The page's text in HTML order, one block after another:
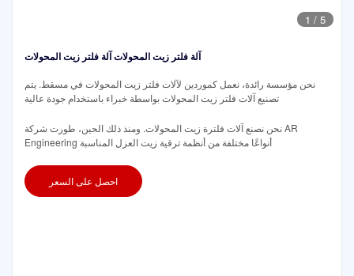
1 / 5
آلة فلتر زيت المحولات آلة فلتر زيت المحولات
نحن مؤسسة رائدة، نعمل كموردين لآلات فلتر زيت المحولات في مسقط. يتم
تصنيع آلات فلتر زيت المحولات بواسطة خبراء باستخدام جودة عالية
نحن نصنع آلات فلترة زيت المحولات. ومنذ ذلك الحين، طورت شركة AR
Engineering أنواعًا مختلفة من أنظمة ترقية زيت العزل المناسبة
احصل على السعر